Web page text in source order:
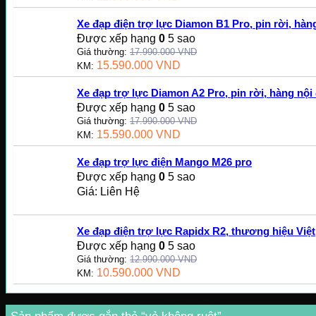
Xe đạp điện trợ lực Diamon B1 Pro, pin rời,
Được xếp hạng 0 5 sao
Giá thường: 17.990.000VND
KM: 15.590.000 VND
Xe đạp trợ lực Diamon A2 Pro, pin rời, hàng nội
Được xếp hạng 0 5 sao
Giá thường: 17.990.000VND
KM: 15.590.000 VND
Xe đạp trợ lực điện Mango M26 pro
Được xếp hạng 0 5 sao
Giá: Liên Hệ
Xe đạp điện trợ lực Rapidx R2, thương hiệu Việt
Được xếp hạng 0 5 sao
Giá thường: 12.990.000VND
KM: 10.590.000 VND